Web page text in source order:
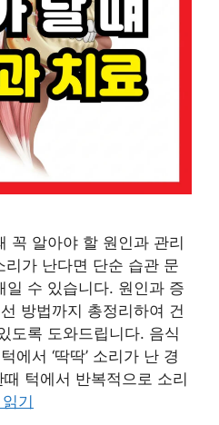
꼭 알아야 할 원인과 관리
리가 난다면 단순 습관 문
일 수 있습니다. 원인과 증
방법까지 총정리하여 건
도록 도와드립니다. 음식
에서 ‘딱딱’ 소리가 난 경
턱에서 반복적으로 소리
기